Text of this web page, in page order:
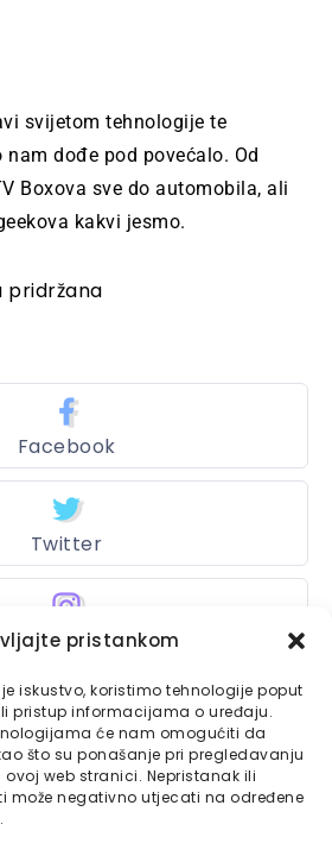
pristankom
iskustvo, koristimo tehnologije poput
pristup informacijama o uređaju.
će nam omogućiti da
što su ponašanje pri pregledavanju
web stranici. Nepristanak ili
može negativno utjecati na određene
svijetom tehnologije te
nam dođe pod povećalo. Od
Boxova sve do automobila, ali
kakvi jesmo.
pridržana
Facebook
Twitter
Instagram
Bajtbox
Bajtbox koristi